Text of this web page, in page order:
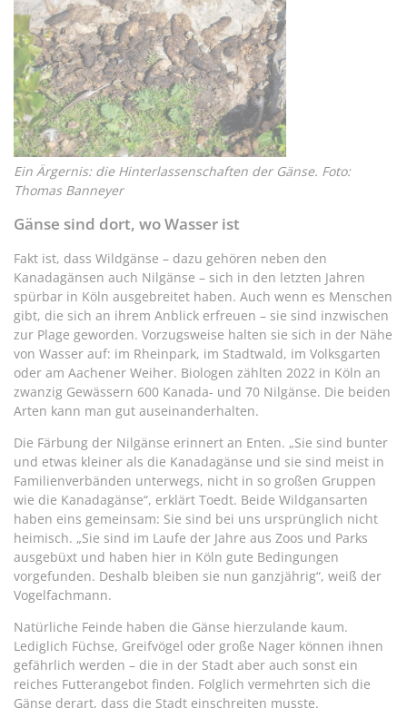
Ein Ärgernis: die Hinterlassenschaften der Gänse. Foto:
Thomas Banneyer
Gänse sind dort, wo Wasser ist
Fakt ist, dass Wildgänse – dazu gehören neben den
Kanadagänsen auch Nilgänse – sich in den letzten Jahren
spürbar in Köln ausgebreitet haben. Auch wenn es Menschen
gibt, die sich an ihrem Anblick erfreuen – sie sind inzwischen
zur Plage geworden. Vorzugsweise halten sie sich in der Nähe
von Wasser auf: im Rheinpark, im Stadtwald, im Volksgarten
oder am Aachener Weiher. Biologen zählten 2022 in Köln an
zwanzig Gewässern 600 Kanada- und 70 Nilgänse. Die beiden
Arten kann man gut auseinanderhalten.
Die Färbung der Nilgänse erinnert an Enten. „Sie sind bunter
und etwas kleiner als die Kanadagänse und sie sind meist in
Familienverbänden unterwegs, nicht in so großen Gruppen
wie die Kanadagänse“, erklärt Toedt. Beide Wildgansarten
haben eins gemeinsam: Sie sind bei uns ursprünglich nicht
heimisch. „Sie sind im Laufe der Jahre aus Zoos und Parks
ausgebüxt und haben hier in Köln gute Bedingungen
vorgefunden. Deshalb bleiben sie nun ganzjährig“, weiß der
Vogelfachmann.
Natürliche Feinde haben die Gänse hierzulande kaum.
Lediglich Füchse, Greifvögel oder große Nager können ihnen
gefährlich werden – die in der Stadt aber auch sonst ein
reiches Futterangebot finden. Folglich vermehrten sich die
Gänse derart, dass die Stadt einschreiten musste.